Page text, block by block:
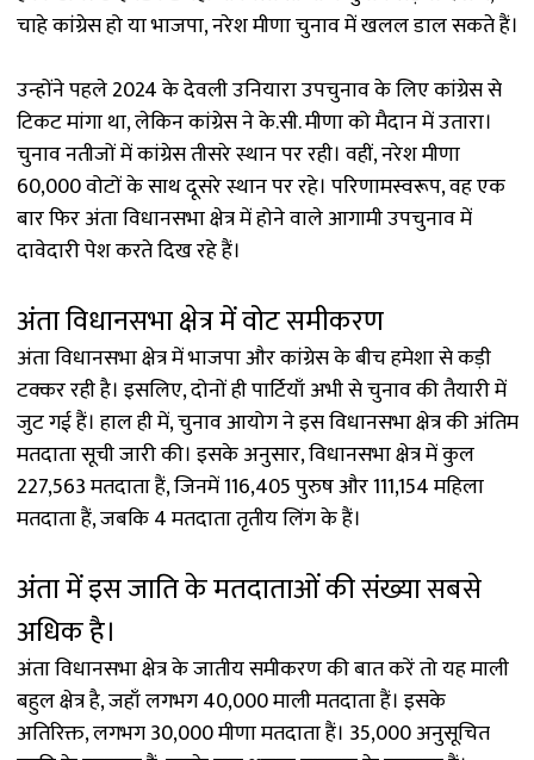
चाहे कांग्रेस हो या भाजपा, नरेश मीणा चुनाव में खलल डाल सकते हैं।
उन्होंने पहले 2024 के देवली उनियारा उपचुनाव के लिए कांग्रेस से
टिकट मांगा था, लेकिन कांग्रेस ने के.सी. मीणा को मैदान में उतारा।
चुनाव नतीजों में कांग्रेस तीसरे स्थान पर रही। वहीं, नरेश मीणा
60,000 वोटों के साथ दूसरे स्थान पर रहे। परिणामस्वरूप, वह एक
बार फिर अंता विधानसभा क्षेत्र में होने वाले आगामी उपचुनाव में
दावेदारी पेश करते दिख रहे हैं।
अंता विधानसभा क्षेत्र में वोट समीकरण
अंता विधानसभा क्षेत्र में भाजपा और कांग्रेस के बीच हमेशा से कड़ी
टक्कर रही है। इसलिए, दोनों ही पार्टियाँ अभी से चुनाव की तैयारी में
जुट गई हैं। हाल ही में, चुनाव आयोग ने इस विधानसभा क्षेत्र की अंतिम
मतदाता सूची जारी की। इसके अनुसार, विधानसभा क्षेत्र में कुल
227,563 मतदाता हैं, जिनमें 116,405 पुरुष और 111,154 महिला
मतदाता हैं, जबकि 4 मतदाता तृतीय लिंग के हैं।
अंता में इस जाति के मतदाताओं की संख्या सबसे
अधिक है।
अंता विधानसभा क्षेत्र के जातीय समीकरण की बात करें तो यह माली
बहुल क्षेत्र है, जहाँ लगभग 40,000 माली मतदाता हैं। इसके
अतिरिक्त, लगभग 30,000 मीणा मतदाता हैं। 35,000 अनुसूचित